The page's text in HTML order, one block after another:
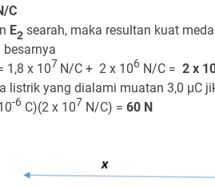
C
E2 searah, maka resultan kuat
besarnya
1,8 x 107 N/C + 2 x 106 N/C = 2 x
listrik yang dialami muatan 3,0 μC
-6 C)(2 x 107 N/C) = 60 N